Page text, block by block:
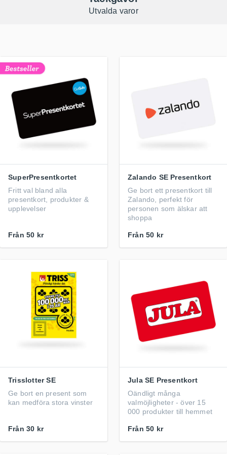
Utvalda varor
SuperPresentkortet
Fritt val bland alla
presentkort, produkter &
upplevelser
Från 50 kr
Zalando SE Presentkort
Ge bort ett presentkort till
Zalando, perfekt för
personen som älskar att
shoppa
Från 50 kr
Trisslotter SE
Ge bort en present som
kan medföra stora vinster
Från 30 kr
Jula SE Presentkort
Oändligt många
valmöjligheter - över 15
000 produkter till hemmet
Från 50 kr